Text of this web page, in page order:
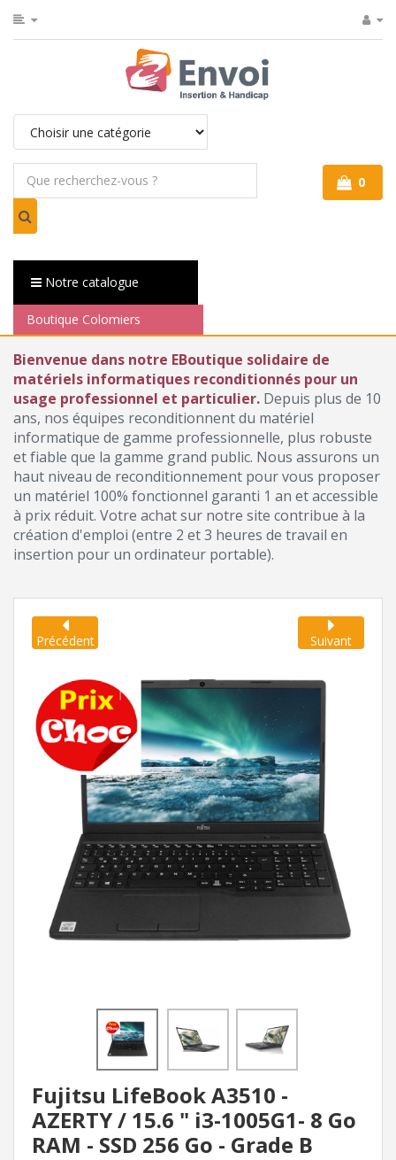
0
Notre catalogue
Boutique Colomiers
Bienvenue dans notre EBoutique solidaire de
matériels informatiques reconditionnés pour un
usage professionnel et particulier. Depuis plus de 10
ans, nos équipes reconditionnent du matériel
informatique de gamme professionnelle, plus robuste
et fiable que la gamme grand public. Nous assurons un
haut niveau de reconditionnement pour vous proposer
un matériel 100% fonctionnel garanti 1 an et accessible
à prix réduit. Votre achat sur notre site contribue à la
création d'emploi (entre 2 et 3 heures de travail en
insertion pour un ordinateur portable).
Précédent Suivant
Fujitsu LifeBook A3510 -
AZERTY / 15.6 " i3-1005G1- 8 Go
RAM - SSD 256 Go - Grade B